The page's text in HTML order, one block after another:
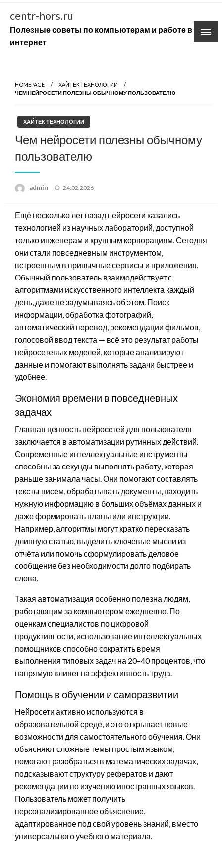
Skip
content
centr-hors.ru
Полезные советы по компьютерам и работе в
интернет
HOMEPAGE
ХАЙТЕК ТЕХНОЛОГИИ
ЧЕМ НЕЙРОСЕТИ ПОЛЕЗНЫ ОБЫЧНОМУ ПОЛЬЗОВАТЕЛЮ
ХАЙТЕК ТЕХНОЛОГИИ
Чем нейросети полезны обычному
пользователю
admin
Posted
24.02.2026
Ещё несколько лет назад нейросети казались
технологией из научных лабораторий, доступной
только инженерам и крупным корпорациям. Сегодня
они стали повседневным инструментом,
встроенным в привычные сервисы и приложения.
Обычный пользователь взаимодействует с
алгоритмами искусственного интеллекта каждый
день, даже не задумываясь об этом. Поиск
информации, обработка фотографий,
автоматический перевод, рекомендации фильмов,
голосовой ввод текста — всё это результат работы
нейросетевых моделей, которые анализируют
данные и помогают выполнять задачи быстрее и
удобнее.
Экономия времени в повседневных
задачах
Главная ценность нейросетей для пользователя
заключается в автоматизации рутинных действий.
Современные интеллектуальные инструменты
способны за секунды выполнять работу, которая
раньше занимала часы. Они помогают составлять
тексты писем, обрабатывать документы, находить
нужную информацию в больших объёмах данных и
даже формировать планы или инструкции.
Например, алгоритмы могут кратко пересказать
длинную статью, выделить ключевые мысли из
отчёта или помочь сформулировать деловое
сообщение без необходимости долго подбирать
слова.
Такая автоматизация особенно полезна людям,
работающим за компьютером ежедневно. По
оценкам специалистов по цифровой
продуктивности, использование интеллектуальных
помощников способно сократить время
выполнения типовых задач на 20–40 процентов, что
напрямую влияет на эффективность труда.
Помощь в обучении и саморазвитии
Нейросети активно используются в
образовательной среде, и это открывает новые
возможности для самостоятельного обучения. Они
объясняют сложные темы простым языком,
помогают разобраться в математических задачах,
подсказывают структуру рефератов и дают
рекомендации по изучению иностранных языков.
Пользователь может получить
персонализированное объяснение,
адаптированное под свой уровень знаний, вместо
универсального учебного материала.